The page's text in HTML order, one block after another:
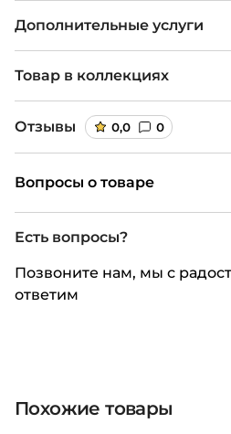
Дополнительные услуги
Товар в коллекциях
Отзывы 0,0 0
Вопросы о товаре
Есть вопросы?
Позвоните нам, мы с
ответим
Похожие товары